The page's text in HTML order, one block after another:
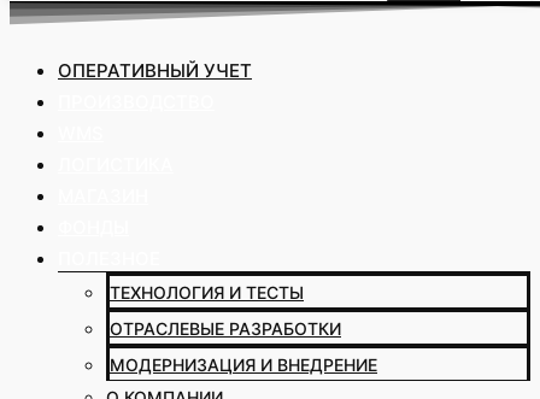
ОПЕРАТИВНЫЙ УЧЕТ
ТЕХНОЛОГИЯ И ТЕСТЫ
ОТРАСЛЕВЫЕ РАЗРАБОТКИ
МОДЕРНИЗАЦИЯ И ВНЕДРЕНИЕ